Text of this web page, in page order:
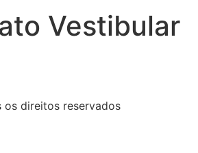
Vestibular
os direitos reservados